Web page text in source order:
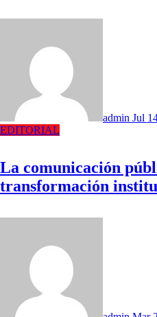
admin Jul
EDITORIAL
La comunicación
transformación